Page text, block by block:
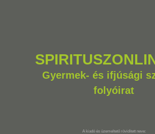
Gyermek- és ifjúsági
folyóirat
A kiadó és üzemeltető rövidített neve: